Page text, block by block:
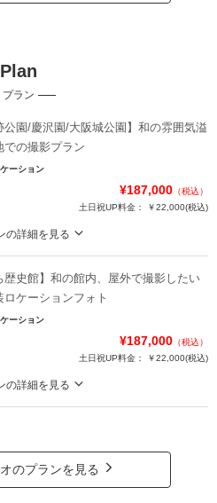
Plan
プラン
公園/慶沢園/大阪城公園】和の雰囲気溢
での撮影プラン
ケーション
¥187,000 （税込）
土日祝UP料金：
￥22,000(税込)
の詳細を見る
撮影できるプラン データ100カット/60分
られる自然ロケ、歴史的建造物での撮影
たします。
合がございます。
いますのでお気軽にお申し付けくださ
アメイク 小物一式
タ 100カット
歴史館】和の館内、屋外で撮影したい
ケーションフォト
ケーション
¥187,000 （税込）
土日祝UP料金：
￥22,000(税込)
の詳細を見る
フォト
ィングが楽しめます。
のプランを見る